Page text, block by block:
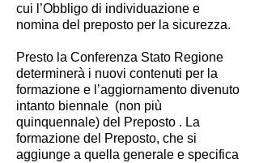
cui l’Obbligo di individuazione e
nomina del preposto per la sicurezza.
Presto la Conferenza Stato Regione
determinerà i nuovi contenuti per la
formazione e l’aggiornamento divenuto
intanto biennale (non più
quinquennale) del Preposto . La
formazione del Preposto, che si
aggiunge a quella generale e specifica